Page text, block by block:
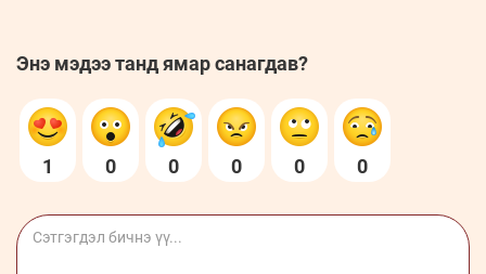
Энэ мэдээ танд ямар санагдав?
1 0 0 0 0 0